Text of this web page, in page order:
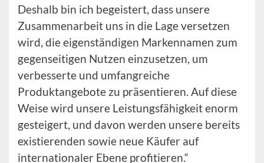
Deshalb bin ich begeistert, dass unsere
Zusammenarbeit uns in die Lage versetzen
wird, die eigenständigen Markennamen zum
gegenseitigen Nutzen einzusetzen, um
verbesserte und umfangreiche
Produktangebote zu präsentieren. Auf diese
Weise wird unsere Leistungsfähigkeit enorm
gesteigert, und davon werden unsere bereits
existierenden sowie neue Käufer auf
internationaler Ebene profitieren.“